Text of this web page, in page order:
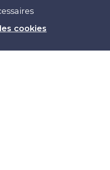
cookies